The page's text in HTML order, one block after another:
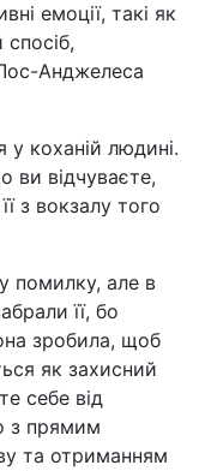
емоції, такі як
Анджелеса
коханій людині.
ви відчуваєте,
з вокзалу того
помилку, але в
її, бо
зробила, щоб
як захисний
себе від
з прямим
та отриманням